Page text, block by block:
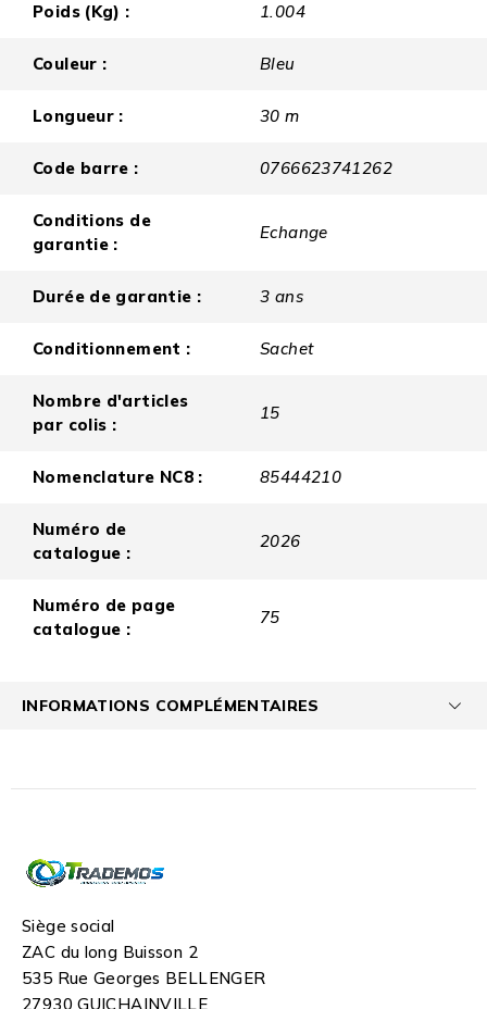
Poids (Kg) : 1.004
Couleur : Bleu
Longueur : 30 m
Code barre : 0766623741262
Conditions de
garantie :
Echange
Durée de garantie : 3 ans
Conditionnement : Sachet
Nombre d'articles
par colis :
15
Nomenclature NC8 : 85444210
Numéro de
catalogue :
2026
Numéro de page
catalogue :
75
INFORMATIONS COMPLÉMENTAIRES
Siège social
ZAC du long Buisson 2
535 Rue Georges BELLENGER
27930 GUICHAINVILLE